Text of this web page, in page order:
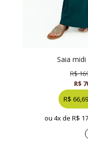
saia
R$
R$
R$
ou 4x de R$